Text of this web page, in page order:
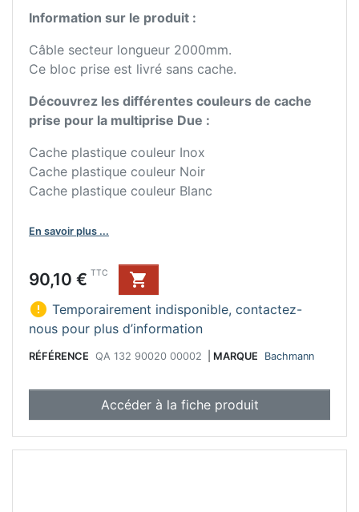
Information sur le produit :
Câble secteur longueur 2000mm.
Ce bloc prise est livré sans cache.
Découvrez les différentes couleurs de cache
prise pour la multiprise Due :
Cache plastique couleur Inox
Cache plastique couleur Noir
Cache plastique couleur Blanc
En savoir plus ...
Prix
90,10 € TTC

 Temporairement indisponible, contactez-
nous pour plus d’information
RÉFÉRENCE QA 132 90020 00002 MARQUE Bachmann
Accéder à la fiche produit